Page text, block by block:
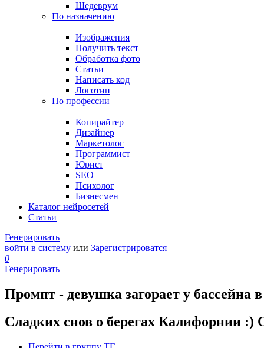
Шедеврум
По назначению
Изображения
Получить текст
Обработка фото
Статьи
Написать код
Логотип
По профессии
Копирайтер
Дизайнер
Маркетолог
Программист
Юрист
SEO
Психолог
Бизнесмен
Каталог нейросетей
Статьи
Генерировать
войти в систему или Зарегистрироватся
0
Генерировать
Промпт - девушка загорает у бассейна
Сладких снов о берегах Калифорнии